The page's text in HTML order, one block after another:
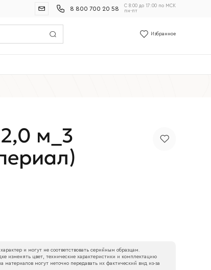
8 800 700 20 58
С 8:00 до 17:00 по МСК
пн-пт
Избранное
м_3
и могут не соответствовать серийным образцам.
изменять цвет, технические характеристики и комплектацию
могут неточно передавать их фактический вид из‑за